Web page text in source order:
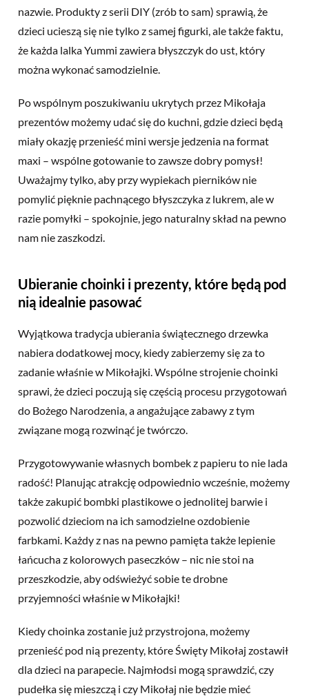
nazwie. Produkty z serii DIY (zrób to sam) sprawią, że
dzieci ucieszą się nie tylko z samej figurki, ale także faktu,
że każda lalka Yummi zawiera błyszczyk do ust, który
można wykonać samodzielnie.
Po wspólnym poszukiwaniu ukrytych przez Mikołaja
prezentów możemy udać się do kuchni, gdzie dzieci będą
miały okazję przenieść mini wersje jedzenia na format
maxi – wspólne gotowanie to zawsze dobry pomysł!
Uważajmy tylko, aby przy wypiekach pierników nie
pomylić pięknie pachnącego błyszczyka z lukrem, ale w
razie pomyłki – spokojnie, jego naturalny skład na pewno
nam nie zaszkodzi.
Ubieranie choinki i prezenty, które będą pod
nią idealnie pasować
Wyjątkowa tradycja ubierania świątecznego drzewka
nabiera dodatkowej mocy, kiedy zabierzemy się za to
zadanie właśnie w Mikołajki. Wspólne strojenie choinki
sprawi, że dzieci poczują się częścią procesu przygotowań
do Bożego Narodzenia, a angażujące zabawy z tym
związane mogą rozwinąć je twórczo.
Przygotowywanie własnych bombek z papieru to nie lada
radość! Planując atrakcję odpowiednio wcześnie, możemy
także zakupić bombki plastikowe o jednolitej barwie i
pozwolić dzieciom na ich samodzielne ozdobienie
farbkami. Każdy z nas na pewno pamięta także lepienie
łańcucha z kolorowych paseczków – nic nie stoi na
przeszkodzie, aby odświeżyć sobie te drobne
przyjemności właśnie w Mikołajki!
Kiedy choinka zostanie już przystrojona, możemy
przenieść pod nią prezenty, które Święty Mikołaj zostawił
dla dzieci na parapecie. Najmłodsi mogą sprawdzić, czy
pudełka się mieszczą i czy Mikołaj nie będzie mieć